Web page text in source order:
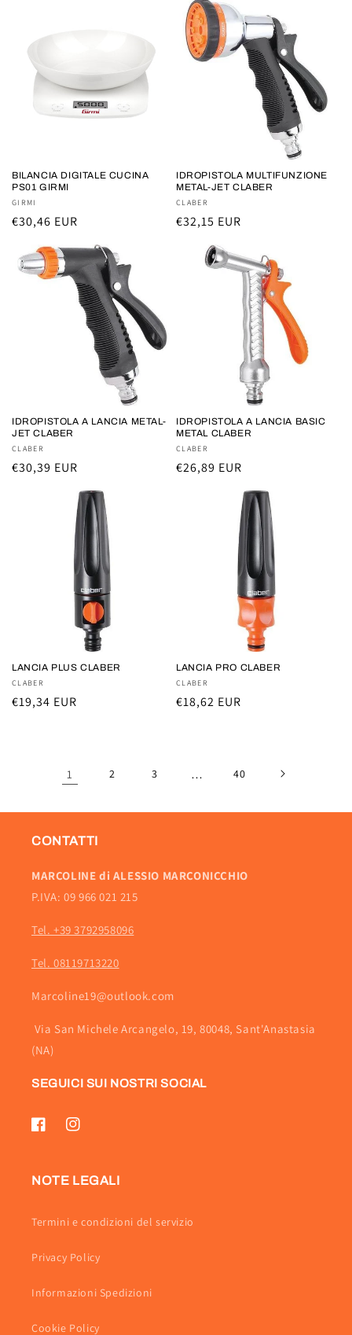
listino
BILANCIA DIGITALE CUCINA
PS01 GIRMI
Fornitore:
GIRMI
Prezzo
listino
€30,46 EUR
IDROPISTOLA MULTIFUNZIONE
METAL-JET CLABER
Fornitore:
CLABER
Prezzo
listino
€32,15 EUR
IDROPISTOLA A LANCIA METAL-
JET CLABER
Fornitore:
CLABER
Prezzo
€30,39 EUR
IDROPISTOLA A LANCIA BASIC
METAL CLABER
Fornitore:
CLABER
Prezzo
€26,89 EUR
LANCIA PLUS CLABER
Fornitore:
CLABER
Prezzo
€19,34 EUR
LANCIA PRO CLABER
Fornitore:
CLABER
Prezzo
€18,62 EUR
1 2 3 … 40
CONTATTI
MARCOLINE di ALESSIO MARCONICCHIO
P.IVA: 09 966 021 215
Tel. +39 3792958096
Tel. 08119713220
Marcoline19@outlook.com
Via San Michele Arcangelo, 19, 80048, Sant'Anastasia
(NA)
SEGUICI SUI NOSTRI SOCIAL
FacebookInstagram
NOTE LEGALI
Termini e condizioni del servizio
Privacy Policy
Informazioni Spedizioni
Cookie Policy